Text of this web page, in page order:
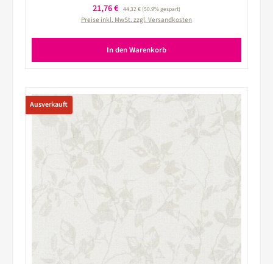
Verkaufspreis:
21,76 € Regulärer Preis:
44,32 €(50.9% gespart)
Preise inkl. MwSt. zzgl. Versandkosten
In den Warenkorb
Ausverkauft